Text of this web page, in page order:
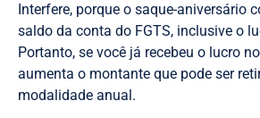
Interfere, porque o saque-aniversário
saldo da conta do FGTS, inclusive o
Portanto, se você já recebeu o lucro
aumenta o montante que pode ser
modalidade anual.